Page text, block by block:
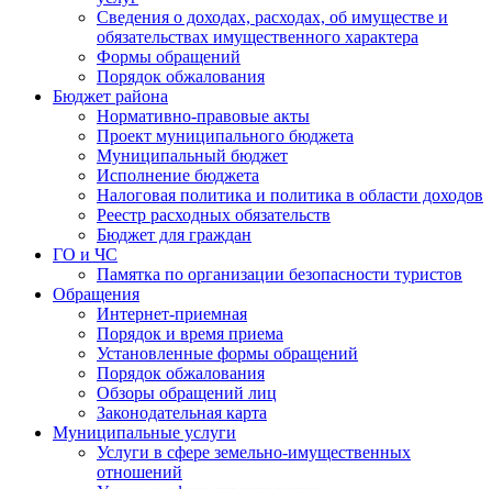
Сведения о доходах, расходах, об имуществе и
обязательствах имущественного характера
Формы обращений
Порядок обжалования
Бюджет района
Нормативно-правовые акты
Проект муниципального бюджета
Муниципальный бюджет
Исполнение бюджета
Налоговая политика и политика в области доходов
Реестр расходных обязательств
Бюджет для граждан
ГО и ЧС
Памятка по организации безопасности туристов
Обращения
Интернет-приемная
Порядок и время приема
Установленные формы обращений
Порядок обжалования
Обзоры обращений лиц
Законодательная карта
Муниципальные услуги
Услуги в сфере земельно-имущественных
отношений